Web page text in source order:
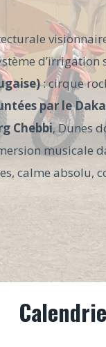
: cirque
par le
Chebbi, Dunes
musicale
calme absolu,